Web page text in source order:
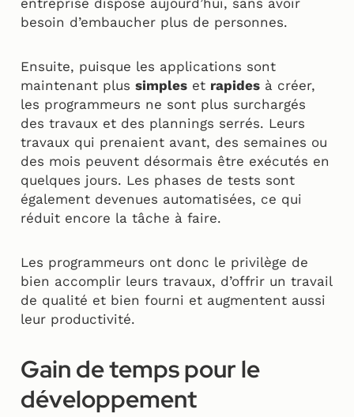
besoin d’embaucher plus de personnes.
Ensuite, puisque les applications sont
maintenant plus simples et rapides à créer,
les programmeurs ne sont plus surchargés
des travaux et des plannings serrés. Leurs
travaux qui prenaient avant, des semaines ou
des mois peuvent désormais être exécutés en
quelques jours. Les phases de tests sont
également devenues automatisées, ce qui
réduit encore la tâche à faire.
Les programmeurs ont donc le privilège de
bien accomplir leurs travaux, d’offrir un travail
de qualité et bien fourni et augmentent aussi
leur productivité.
Gain de temps pour le
développement